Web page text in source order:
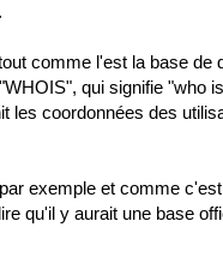
comme l'est la base de
qui signifie "who
les coordonnées des
exemple et comme
qu'il y aurait une base